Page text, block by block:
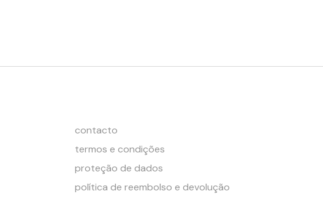
contacto
termos e condições
proteção de dados
política de reembolso e devolução